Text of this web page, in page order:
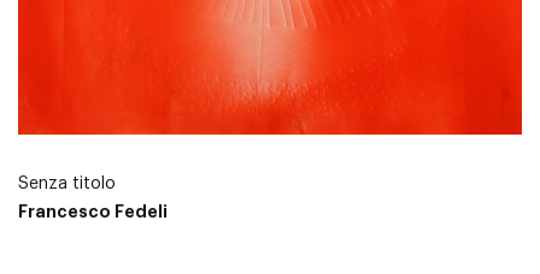
Senza titolo
Francesco Fedeli